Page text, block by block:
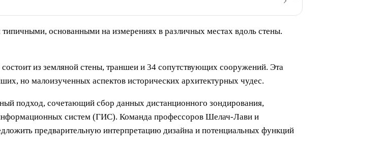
основанными на измерениях в различных местах вдоль стены.
из земляной стены, траншеи и 34 сопутствующих сооружений. Эта
но малоизученных аспектов исторических архитектурных чудес.
подход, сочетающий сбор данных дистанционного зондирования,
систем (ГИС). Команда профессоров Шелач-Лави и
предварительную интерпретацию дизайна и потенциальных функций